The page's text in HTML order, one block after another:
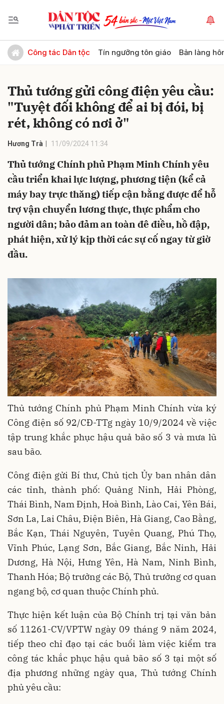
Công tác Dân tộc Tín ngưỡng tôn giáo Bản làng
Thủ tướng gửi công điện yêu cầu:
"Tuyệt đối không để ai bị đói, bị
rét, không có nơi ở"
Hương Trà 11/09/2024 11:34
Thủ tướng Chính phủ Phạm Minh Chính yêu
cầu triển khai lực lượng, phương tiện (kể cả
máy bay trực thăng) tiếp cận bằng được để hỗ
trợ vận chuyển lương thực, thực phẩm cho
người dân; bảo đảm an toàn đê điều, hồ đập,
phát hiện, xử lý kịp thời các sự cố ngay từ giờ
đầu.
Thủ tướng Chính phủ Phạm Minh Chính vừa ký
Công điện số 92/CĐ-TTg ngày 10/9/2024 về việc
tập trung khắc phục hậu quả bão số 3 và mưa lũ
sau bão.
Công điện gửi Bí thư, Chủ tịch Ủy ban nhân dân
các tỉnh, thành phố: Quảng Ninh, Hải Phòng,
Thái Bình, Nam Định, Hoà Bình, Lào Cai, Yên Bái,
Sơn La, Lai Châu, Điện Biên, Hà Giang, Cao Bằng,
Bắc Kạn, Thái Nguyên, Tuyên Quang, Phú Thọ,
Vĩnh Phúc, Lạng Sơn, Bắc Giang, Bắc Ninh, Hải
Dương, Hà Nội, Hưng Yên, Hà Nam, Ninh Bình,
Thanh Hóa; Bộ trưởng các Bộ, Thủ trưởng cơ quan
ngang bộ, cơ quan thuộc Chính phủ.
Thực hiện kết luận của Bộ Chính trị tại văn bản
số 11261-CV/VPTW ngày 09 tháng 9 năm 2024,
tiếp theo chỉ đạo tại các buổi làm việc kiểm tra
công tác khắc phục hậu quả bão số 3 tại một số
địa phương những ngày qua, Thủ tướng Chính
phủ yêu cầu:
Gửi bình luận